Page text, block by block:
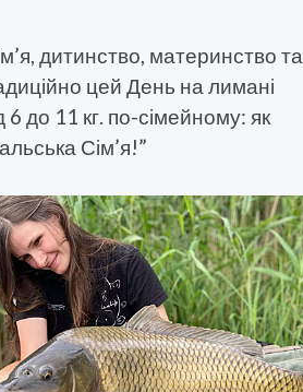
дитинство, материнство та
цей День на лимані
6 до 11 кг. по-сімейному: як
Сім’я!”